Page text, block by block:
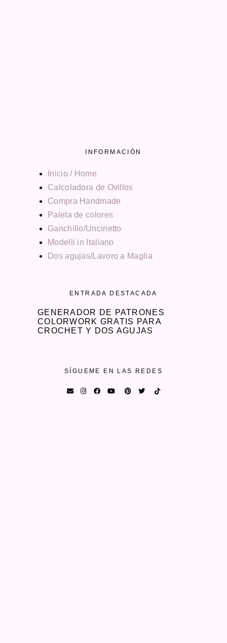
INFORMACIÓN
Inicio / Home
Calcoladora de Ovillos
Compra Handmade
Paleta de colores
Ganchillo/Uncinetto
Modelli in Italiano
Dos agujas/Lavoro a Maglia
ENTRADA DESTACADA
GENERADOR DE PATRONES
COLORWORK GRATIS PARA
CROCHET Y DOS AGUJAS
SÍGUEME EN LAS REDES